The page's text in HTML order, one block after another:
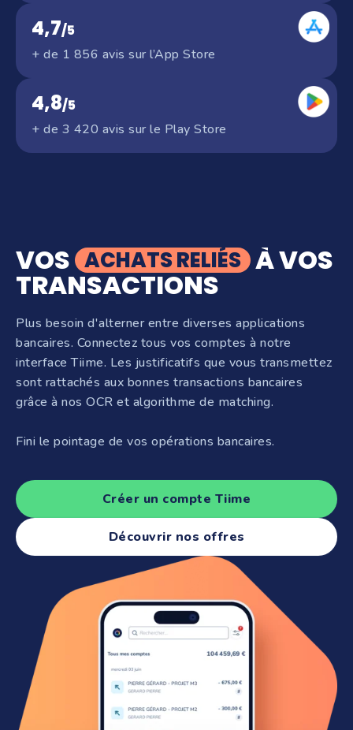
4,7/5
+ de 1 856 avis sur l’App Store
4,8/5
+ de 3 420 avis sur le Play Store
VOS ACHATS RELIÉS À VOS
TRANSACTIONS
Plus besoin d'alterner entre diverses applications
bancaires. Connectez tous vos comptes à notre
interface Tiime. Les justificatifs que vous transmettez
sont rattachés aux bonnes transactions bancaires
grâce à nos OCR et algorithme de matching.
Fini le pointage de vos opérations bancaires.
Créer un compte Tiime
Découvrir nos offres